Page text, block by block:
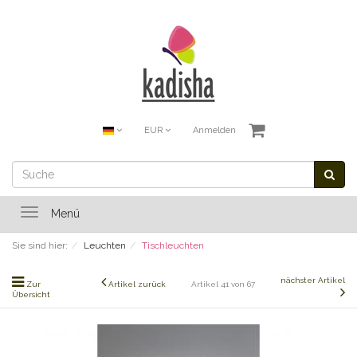
EUR Anmelden
ToggleMenü
Sie sind hier: Leuchten Tischleuchten
Zur
Übersicht
Artikel zurück Artikel 41 von 67 nächster Artikel